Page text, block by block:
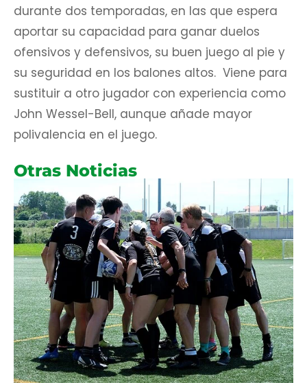
durante dos temporadas, en las que espera
aportar su capacidad para ganar duelos
ofensivos y defensivos, su buen juego al pie y
su seguridad en los balones altos. Viene para
sustituir a otro jugador con experiencia como
John Wessel-Bell, aunque añade mayor
polivalencia en el juego.
Otras Noticias